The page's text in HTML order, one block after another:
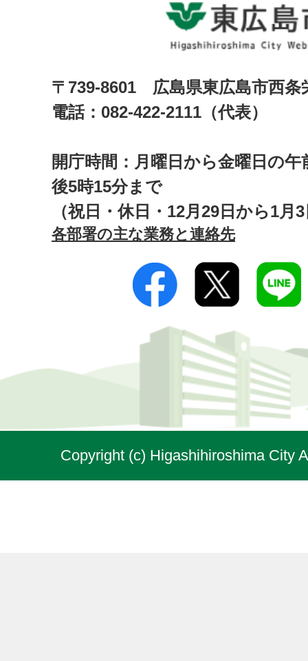
〒739-8601 広島県東広島市西
電話：082-422-2111（代表）
開庁時間：月曜日から金曜日の午
後5時15分まで
（祝日・休日・12月29日から1月
各部署の主な業務と連絡先
Copyright (c) Higashihiroshima City